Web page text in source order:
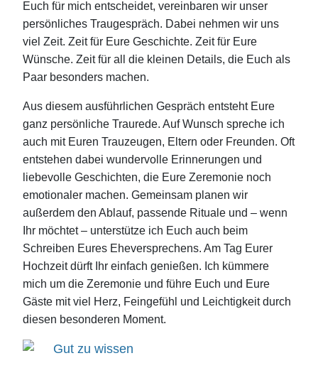
Euch für mich entscheidet, vereinbaren wir unser
persönliches Traugespräch. Dabei nehmen wir uns
viel Zeit. Zeit für Eure Geschichte. Zeit für Eure
Wünsche. Zeit für all die kleinen Details, die Euch als
Paar besonders machen.
Aus diesem ausführlichen Gespräch entsteht Eure
ganz persönliche Traurede. Auf Wunsch spreche ich
auch mit Euren Trauzeugen, Eltern oder Freunden. Oft
entstehen dabei wundervolle Erinnerungen und
liebevolle Geschichten, die Eure Zeremonie noch
emotionaler machen. Gemeinsam planen wir
außerdem den Ablauf, passende Rituale und – wenn
Ihr möchtet – unterstütze ich Euch auch beim
Schreiben Eures Eheversprechens. Am Tag Eurer
Hochzeit dürft Ihr einfach genießen. Ich kümmere
mich um die Zeremonie und führe Euch und Eure
Gäste mit viel Herz, Feingefühl und Leichtigkeit durch
diesen besonderen Moment.
Gut zu wissen